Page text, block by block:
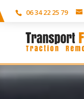
06 34 22 25 79